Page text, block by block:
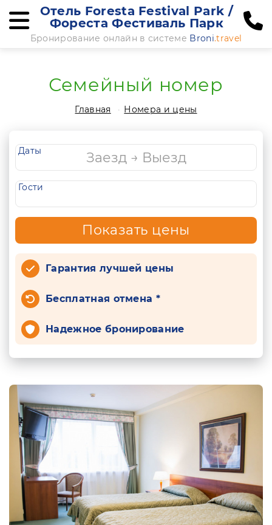
Отель Foresta Festival Park /
Фореста Фестиваль Парк
Бронирование онлайн в системе Broni.travel
Семейный номер
Главная Номера и цены
Даты
Гости
Показать цены
Гарантия лучшей цены
Бесплатная отмена *
Надежное бронирование